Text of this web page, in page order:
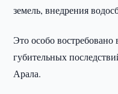
земель, внедрения
Это особо востребовано
губительных
Арала.